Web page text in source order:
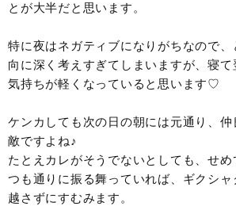
とが大半だと思います。
特に夜はネガティブになりがちなので
向に深く考えすぎてしまいますが、寝
気持ちが軽くなっていると思います♡
ケンカしても次の日の朝には元通り、
敵ですよね♪
たとえカレがそうでないとしても、せ
つも通りに振る舞っていれば、ギクシャ
越さずにすむみます。